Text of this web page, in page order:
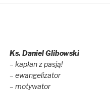
Ks. Daniel Glibowski
– kapłan z pasją!
– ewangelizator
– motywator